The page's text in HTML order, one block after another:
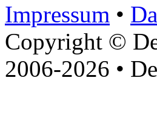
Impressum •
Copyright ©
2006-2026 •